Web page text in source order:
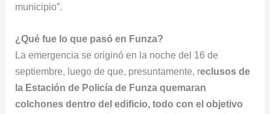
municipio”.
¿Qué fue lo que pasó en Funza?
La emergencia se originó en la noche del 16 de
septiembre, luego de que, presuntamente, reclusos de
la Estación de Policía de Funza quemaran
colchones dentro del edificio, todo con el objetivo